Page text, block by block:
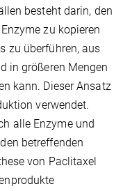
besteht darin, den
zu kopieren
zu überführen, aus
in größeren Mengen
kann. Dieser Ansatz
verwendet.
alle Enzyme und
betreffenden
von Paclitaxel